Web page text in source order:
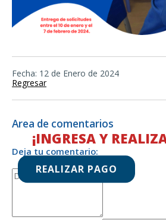
Fecha: 12 de Enero de 2024
Regresar
Area de comentarios
Deja tu comentario:
¡INGRESA Y
REALIZAR PAGO